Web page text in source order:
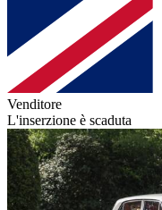
Venditore
L'inserzione è scaduta